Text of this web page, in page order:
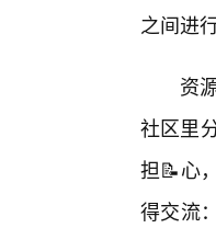
之间进
资
社区里
担📝心
得交流